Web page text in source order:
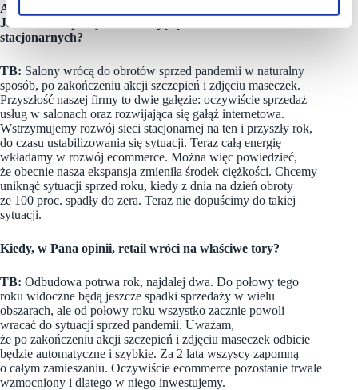
Ale nie da się przecież ściąć czy zafarbować włosów online.
Jaki ma Pan pomysł na istniejącą sieć salonów
stacjonarnych?
TB: Salony wrócą do obrotów sprzed pandemii w naturalny
sposób, po zakończeniu akcji szczepień i zdjęciu maseczek.
Przyszłość naszej firmy to dwie gałęzie: oczywiście sprzedaż
usług w salonach oraz rozwijająca się gałąź internetowa.
Wstrzymujemy rozwój sieci stacjonarnej na ten i przyszły rok,
do czasu ustabilizowania się sytuacji. Teraz całą energię
wkładamy w rozwój ecommerce. Można więc powiedzieć,
że obecnie nasza ekspansja zmieniła środek ciężkości. Chcemy
uniknąć sytuacji sprzed roku, kiedy z dnia na dzień obroty
ze 100 proc. spadły do zera. Teraz nie dopuścimy do takiej
sytuacji.
Kiedy, w Pana opinii, retail wróci na właściwe tory?
TB: Odbudowa potrwa rok, najdalej dwa. Do połowy tego
roku widoczne będą jeszcze spadki sprzedaży w wielu
obszarach, ale od połowy roku wszystko zacznie powoli
wracać do sytuacji sprzed pandemii. Uważam,
że po zakończeniu akcji szczepień i zdjęciu maseczek odbicie
będzie automatyczne i szybkie. Za 2 lata wszyscy zapomną
o całym zamieszaniu. Oczywiście ecommerce pozostanie trwale
wzmocniony i dlatego w niego inwestujemy.